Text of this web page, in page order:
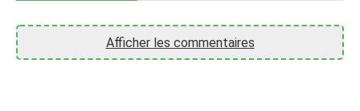
Afficher les commentaires